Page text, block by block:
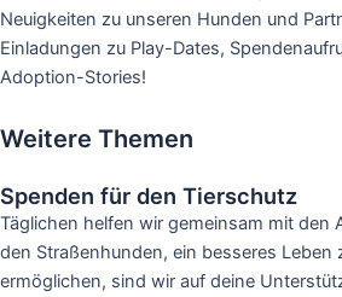
Neuigkeiten zu unseren Hunden und
Einladungen zu Play-Dates,
Adoption-Stories!
Weitere Themen
Spenden für den Tierschutz
Täglichen helfen wir gemeinsam mit den
den Straßenhunden, ein besseres Leben
ermöglichen, sind wir auf deine